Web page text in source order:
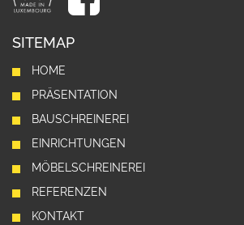
SITEMAP
HOME
PRÄSENTATION
BAUSCHREINEREI
EINRICHTUNGEN
MÖBELSCHREINEREI
REFERENZEN
KONTAKT